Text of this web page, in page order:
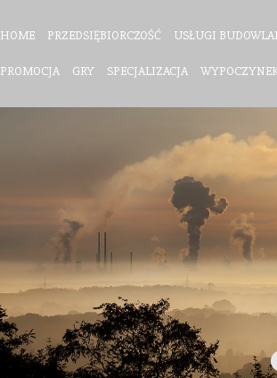
HOME PRZEDSIĘBIORCZOŚĆ USŁUGI
PROMOCJA GRY SPECJALIZACJA